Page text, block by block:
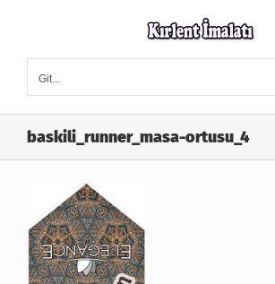
Git...
baskili_runner_masa-ortusu_4